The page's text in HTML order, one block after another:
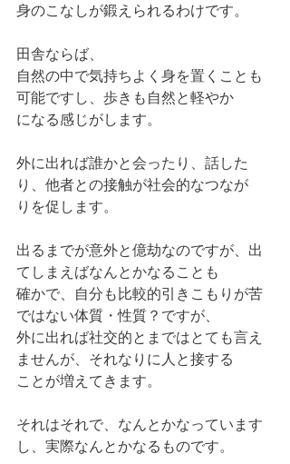
身のこなしが鍛えられるわけです。
田舎ならば、
自然の中で気持ちよく身を置くことも
可能ですし、歩きも自然と軽やか
になる感じがします。
外に出れば誰かと会ったり、話した
り、他者との接触が社会的なつなが
りを促します。
出るまでが意外と億劫なのですが、出
てしまえばなんとかなることも
確かで、自分も比較的引きこもりが苦
ではない体質・性質？ですが、
外に出れば社交的とまではとても言え
ませんが、それなりに人と接する
ことが増えてきます。
それはそれで、なんとかなっています
し、実際なんとかなるものです。